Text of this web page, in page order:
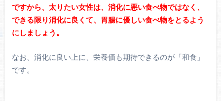
ですから、太りたい女性は、消化に悪い食べ物ではなく、
できる限り消化に良くて、胃腸に優しい食べ物をとるよう
にしましょう。
なお、消化に良い上に、栄養価も期待できるのが「和食」
です。